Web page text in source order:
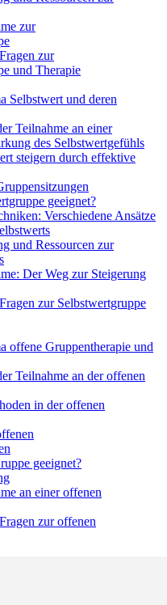
zur
zur
und Therapie
Selbstwert und deren
Teilnahme an einer
des Selbstwertgefühls
steigern durch effektive
geeignet?
Verschiedene Ansätze
und Ressourcen zur
Der Weg zur Steigerung
zur Selbstwertgruppe
offene Gruppentherapie und
Teilnahme an der offenen
in der offenen
geeignet?
an einer offenen
zur offenen